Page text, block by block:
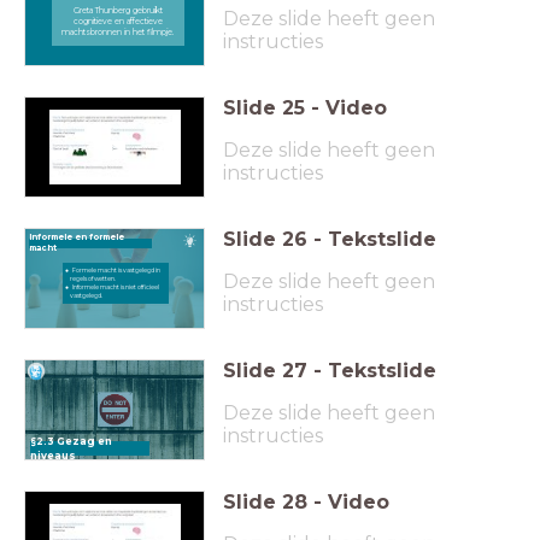
Greta Thunberg gebruikt
cognitieve en affectieve
machtsbronnen in het filmpje.
Deze slide heeft geen
instructies
Slide 25 - Video
Deze slide heeft geen
instructies
Informele en formele
macht
Formele macht is vastgelegd in
regels of wetten.
Informele macht is niet officieel
vastgelegd.
Slide 26 - Tekstslide
Deze slide heeft geen
instructies
§2.3 Gezag en
niveaus
Slide 27 - Tekstslide
Deze slide heeft geen
instructies
Slide 28 - Video